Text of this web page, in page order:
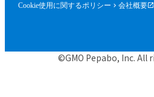
Cookie使用に関するポリシー
会社概要
©GMO Pepabo, Inc. All